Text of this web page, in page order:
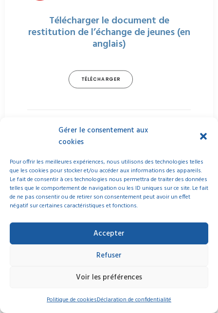
Gérer le consentement aux
cookies
Pour offrir les meilleures expériences, nous utilisons des technologies telles
que les cookies pour stocker et/ou accéder aux informations des appareils.
Le fait de consentir à ces technologies nous permettra de traiter des données
telles que le comportement de navigation ou les ID uniques sur ce site. Le fait
de ne pas consentir ou de retirer son consentement peut avoir un effet
négatif sur certaines caractéristiques et fonctions.
Accepter
Refuser
Voir les préférences
Politique de cookiesDéclaration de confidentialité
Télécharger le document de
restitution de l’échange de jeunes (en
anglais)
TÉLÉCHARGER
Contact projet
Sophie Pérez Poveda, chargée de projets Jeunesse, Éducation,
sperezpoveda@liguenouvelleaquitaine.org/ (+33) 6 38 30 76 68